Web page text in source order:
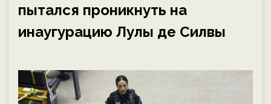
пытался проникнуть на
инаугурацию Лулы де Силвы